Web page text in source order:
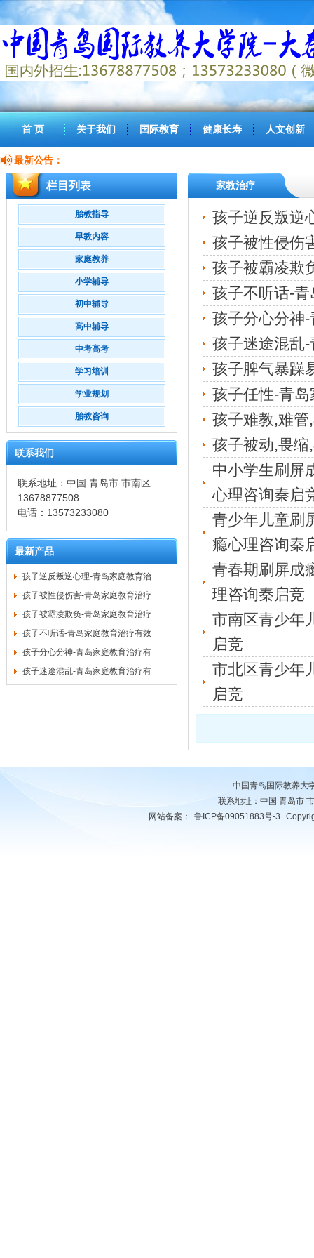
首 页 关于我们 国际教育 健康长寿 人文创新
最新公告：
栏目列表
胎教指导
早教内容
家庭教养
小学辅导
初中辅导
高中辅导
中考高考
学习培训
学业规划
胎教咨询
联系我们
联系地址：中国 青岛市 市南区
13678877508
电话：13573233080
最新产品
孩子逆反叛逆心理-青岛家庭教育治
孩子被性侵伤害-青岛家庭教育治疗
孩子被霸凌欺负-青岛家庭教育治疗
孩子不听话-青岛家庭教育治疗有效
孩子分心分神-青岛家庭教育治疗有
孩子迷途混乱-青岛家庭教育治疗有
家教治疗
孩子逆反叛逆
孩子被性侵伤
孩子被霸凌欺
孩子不听话-
孩子分心分神
孩子迷途混乱
孩子脾气暴躁
孩子任性-青
孩子难教,难
孩子被动,畏
中小学生刷屏
心理咨询秦启
青少年儿童刷
瘾心理咨询秦
青春期刷屏成
理咨询秦启竞
市南区青少年
启竞
市北区青少年
启竞
中国青岛国际教养大
联系地址：中国 青岛市
网站备案：
鲁ICP备09051883号-3